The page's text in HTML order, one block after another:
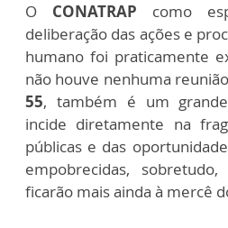
O CONATRAP como
deliberação das ações e
humano foi praticamente
não houve nenhuma
55, também é um
incide diretamente na
públicas e das
empobrecidas,
ficarão mais ainda à mercê